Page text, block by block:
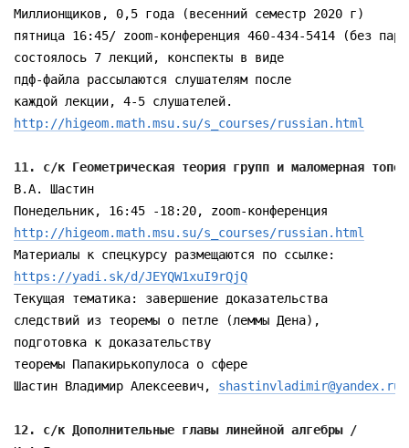
Миллионщиков, 0,5 года (весенний семестр 2020 г)
пятница 16:45/ zoom-конференция 460-434-5414 (без
состоялось 7 лекций, конспекты в виде
пдф-файла рассылаются слушателям после
http://higeom.math.msu.su/s_courses/russian.html
11. с/к Геометрическая теория групп и маломерная
В.А. Шастин
http://higeom.math.msu.su/s_courses/russian.html
https://yadi.sk/d/JEYQW1xuI9rQjQ
Текущая тематика: завершение доказательства
следствий из теоремы о петле (леммы Дена),
подготовка к доказательству
теоремы Папакирькопулоса о сфере
Шастин Владимир Алексеевич, shastinvladimir@yandex.ru
12. с/к Дополнительные главы линейной алгебры /